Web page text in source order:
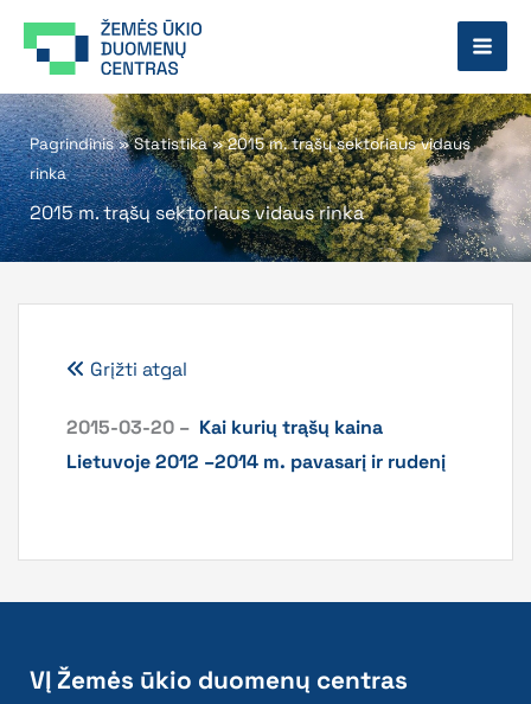
prie
Pagrindinis»Statistika»2015 m. trąšų sektoriaus vidaus
rinka
2015 m. trąšų sektoriaus vidaus rinka
Grįžti atgal
2015-03-20 – Kai kurių trąšų kaina
Lietuvoje 2012 –2014 m. pavasarį ir rudenį
VĮ Žemės ūkio duomenų centras